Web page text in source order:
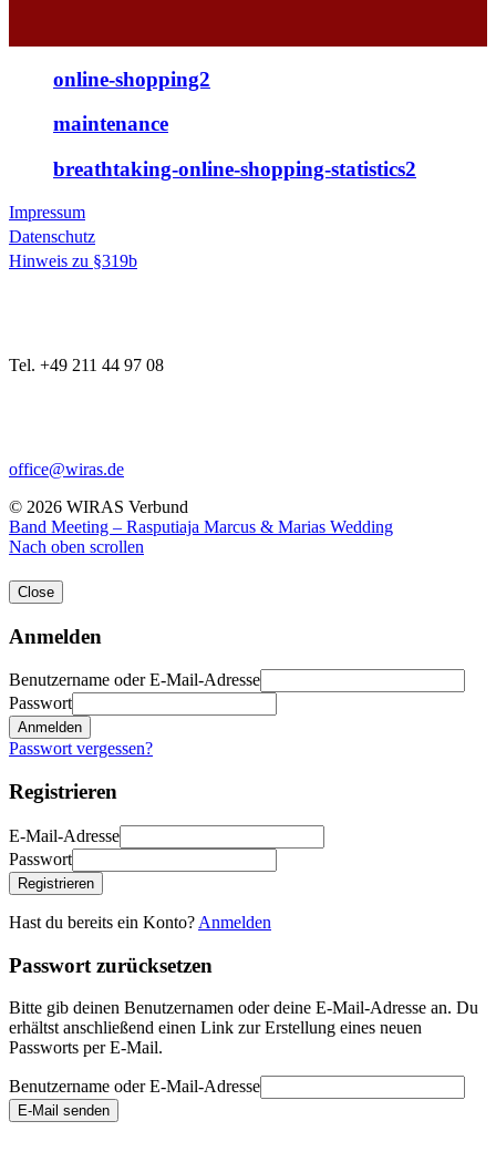
online-shopping2
maintenance
breathtaking-online-shopping-statistics2
Impressum
Datenschutz
Hinweis zu §319b
Tel. +49 211 44 97 08
office@wiras.de
© 2026 WIRAS Verbund
Band Meeting – Rasputiaja Marcus & Marias Wedding
Nach oben scrollen
Close
Anmelden
Benutzername oder E-Mail-Adresse
Passwort
Anmelden
Passwort vergessen?
Registrieren
E-Mail-Adresse
Passwort
Registrieren
Hast du bereits ein Konto? Anmelden
Passwort zurücksetzen
Bitte gib deinen Benutzernamen oder deine E-Mail-Adresse an. Du
erhältst anschließend einen Link zur Erstellung eines neuen
Passworts per E-Mail.
Benutzername oder E-Mail-Adresse
E-Mail senden